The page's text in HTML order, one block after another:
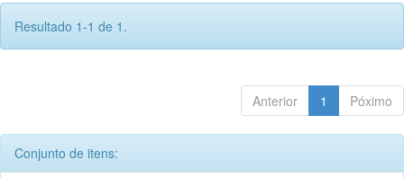
Resultado 1-1 de 1.
Anterior 1 Póximo
Conjunto de itens: